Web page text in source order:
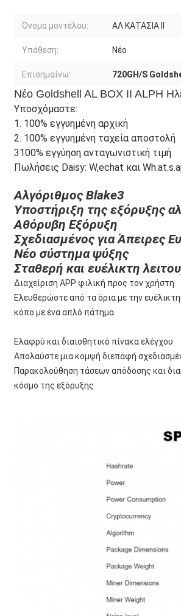
Όνομα μοντέλου: ΑΛ ΚΑΤΑΣΙΑ ΙΙ
Υπόθεση: Νέο
Επισημαίνω: 720GH/S
Νέο Goldshell AL BOX II ALPH
Υποσχόμαστε:
1. 100% εγγυημένη αρχική
2. 100% εγγυημένη ταχεία αποστολή
3100% εγγύηση ανταγωνιστική τιμή
Πωλήσεις Daisy: W,echat και
Αλγόριθμος Blake3
Υποστήριξη της εξόρυξης
Αθόρυβη Εξόρυξη
Σχεδιασμένος για Άπειρες
Νέο σύστημα ψύξης
Σταθερή και ευέλικτη
Διαχείριση APP φιλική προς τον χρήστη
Ελευθερώστε από τα όρια με την
κόπο με ένα απλό πάτημα
Ελαφρύ και διαισθητικό πίνακα ελέγχου
Απολαύστε μια κομψή διεπαφή
Παρακολούθηση τάσεων απόδοσης και
κόσμο της εξόρυξης